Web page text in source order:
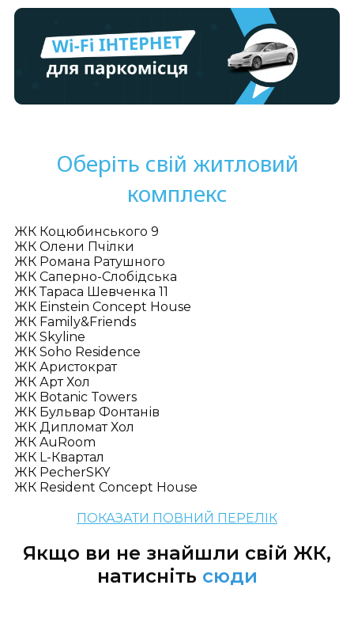
Оберіть свій житловий
комплекс
ЖК Коцюбинського 9
ЖК Олени Пчілки
ЖК Романа Ратушного
ЖК Саперно-Слобідська
ЖК Тараса Шевченка 11
ЖК Einstein Concept House
ЖК Family&Friends
ЖК Skyline
ЖК Soho Residence
ЖК Аристократ
ЖК Арт Хол
ЖК Botanic Towers
ЖК Бульвар Фонтанів
ЖК Дипломат Хол
ЖК AuRoom
ЖК L-Квартал
ЖК PecherSKY
ЖК Resident Concept House
ПОКАЗАТИ ПОВНИЙ ПЕРЕЛІК
Якщо ви не знайшли свій ЖК,
натисніть сюди